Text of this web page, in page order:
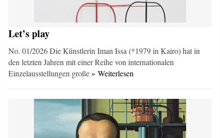
Let’s play
No. 01/2026 Die Künstlerin Iman Issa (*1979 in Kairo) hat in
den letzten Jahren mit einer Reihe von internationalen
Einzelausstellungen große» Weiterlesen